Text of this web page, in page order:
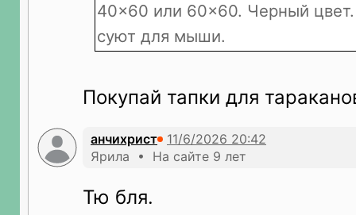
40×60 или 60×60. Черный
суют для мыши.
Покупай тапки для
анчихрист
Ярила • На сайте 9 лет
Тю бля.